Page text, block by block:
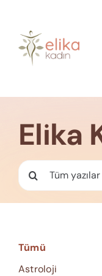
content
Elika
Ara:
Tümü
Astroloji